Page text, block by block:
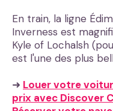
En train, la ligne
Inverness est
Kyle of Lochalsh
est l'une des plus
➜ Louer votre
prix avec Discover